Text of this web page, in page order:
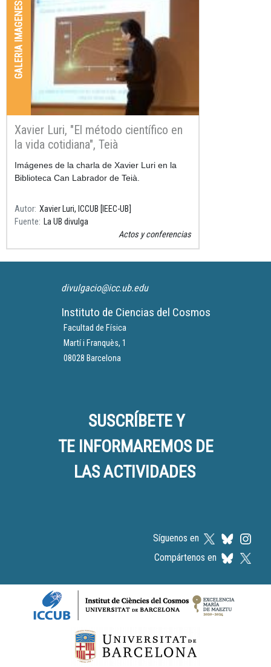
GALERIA IMAGENES
Xavier Luri, "El método científico en
la vida cotidiana", Teià
Imágenes de la charla de Xavier Luri en la
Biblioteca Can Labrador de Teià.
Autor Xavier Luri, ICCUB [IEEC-UB]
Fuente
La UB divulga
Actos y conferencias
divulgacio@icc.ub.edu
Instituto de Ciencias del Cosmos
Facultad de Física
Martí i Franquès, 1
08028 Barcelona
SUSCRÍBETE Y
TE INFORMAREMOS DE
LAS ACTIVIDADES
Síguenos en
Compártenos en
Logos footer